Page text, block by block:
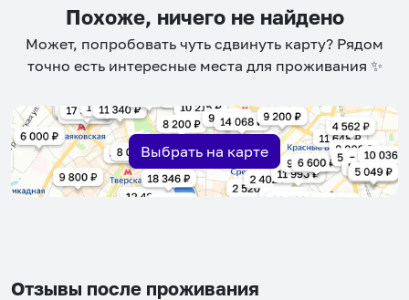
question
mark
key
get
the
keyboard
shortcuts
for
question
mark
key
get
the
keyboard
shortcuts
for
Похоже, ничего не найдено
Может, попробовать чуть сдвинуть карту? Рядом
точно есть интересные места для проживания ✨
Выбрать на карте
Отзывы после проживания